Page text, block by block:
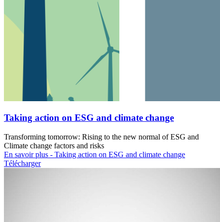
Taking action on ESG and climate change
Transforming tomorrow: Rising to the new normal of ESG and
Climate change factors and risks
En savoir plus - Taking action on ESG and climate change
Télécharger